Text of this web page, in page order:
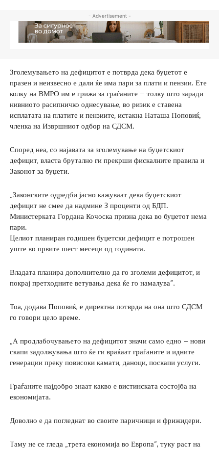
- Advertisement -
Зголемувањето на дефицитот е потврда дека буџетот е
празен и неизвесно е дали ќе има пари за плати и пензии. Ете
колку на ВМРО им е грижа за граѓаните – толку што заради
нивниото расипничко однесување, во ризик е ставена
исплатата на платите и пензиите, истакна Наташа Поповиќ,
членка на Извршниот одбор на СДСМ.
Според неа, со најавата за зголемување на буџетскиот
дефицит, власта брутално ги прекрши фискалните правила и
Законот за буџети.
„Законските одредби јасно кажуваат дека буџетскиот
дефицит не смее да надмине 3 проценти од БДП.
Министерката Гордана Кочоска призна дека во буџетот нема
пари.
Целиот планиран годишен буџетски дефицит е потрошен
уште во првите шест месеци од годината.
Владата планира дополнително да го зголеми дефицитот, и
покрај претходните ветувања дека ќе го намалува“.
Тоа, додава Поповиќ, е директна потврда на она што СДСМ
го говори цело време.
„А продлабочувањето на дефицитот значи само едно – нови
скапи задолжувања што ќе ги враќаат граѓаните и идните
генерации преку повисоки камати, даноци, поскапи услуги.
Граѓаните најдобро знаат какво е вистинската состојба на
економијата.
Доволно е да погледнат во своите паричници и фрижидери.
Таму не се гледа „трета економија во Европа“, туку раст на